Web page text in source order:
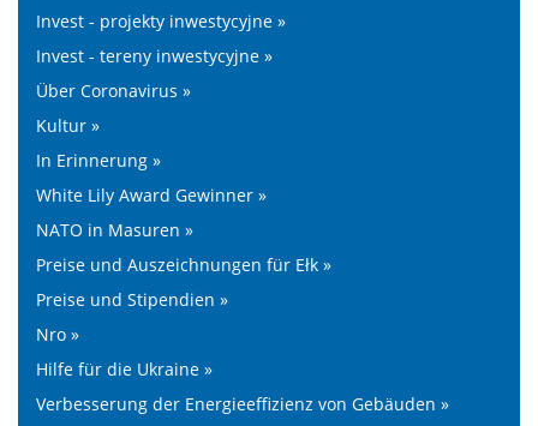
Invest - projekty inwestycyjne »
Invest - tereny inwestycyjne »
Über Coronavirus »
Kultur »
In Erinnerung »
White Lily Award Gewinner »
NATO in Masuren »
Preise und Auszeichnungen für Ełk »
Preise und Stipendien »
Nro »
Hilfe für die Ukraine »
Verbesserung der Energieeffizienz von Gebäuden »